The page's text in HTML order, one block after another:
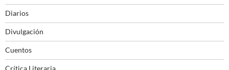
Diarios
Divulgación
Cuentos
Crítica Literaria